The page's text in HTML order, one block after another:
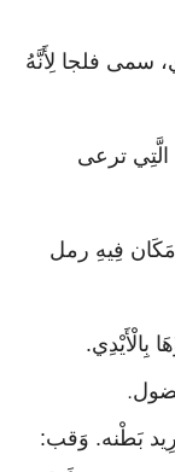
سمى فلجا لِأَنَّهُ
الَّتِي ترعى
فِيهِ رمل
بِالْأَيْدِي.
.
بَطْنه. وَقب: